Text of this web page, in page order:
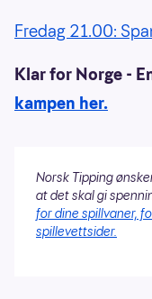
Fredag 21.00:
Klar for Norge -
kampen her.
Norsk Tipping
at det skal gi
for dine spillvaner,
spillevettsider.